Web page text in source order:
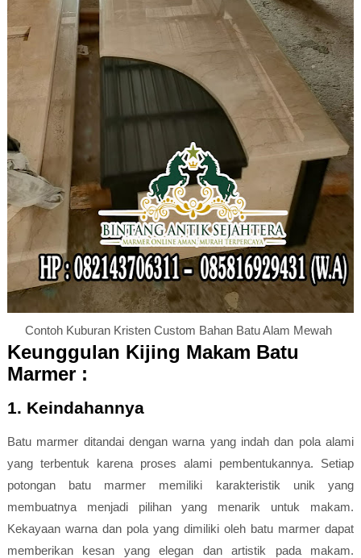
Contoh Kuburan Kristen Custom Bahan Batu Alam Mewah
Keunggulan Kijing Makam Batu
Marmer :
1. Keindahannya
Batu marmer ditandai dengan warna yang indah dan pola alami
yang terbentuk karena proses alami pembentukannya. Setiap
potongan batu marmer memiliki karakteristik unik yang
membuatnya menjadi pilihan yang menarik untuk makam.
Kekayaan warna dan pola yang dimiliki oleh batu marmer dapat
memberikan kesan yang elegan dan artistik pada makam.